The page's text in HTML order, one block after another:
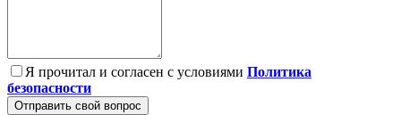
Я прочитал и согласен с условиями Политика
безопасности
Отправить свой вопрос